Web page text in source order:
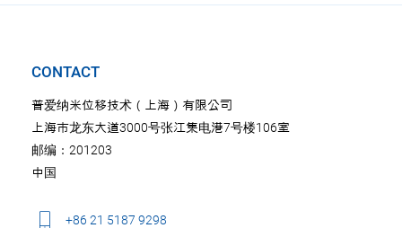
CONTACT
普爱纳米位移技术（上海）有限公司
上海市龙东大道3000号张江集电港7号楼106室
邮编：201203
中国
+86 21 5187 9298